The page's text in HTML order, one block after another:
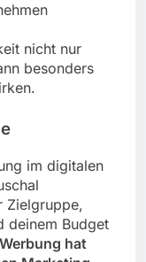
nicht nur
besonders
im digitalen
Zielgruppe,
deinem Budget
hat